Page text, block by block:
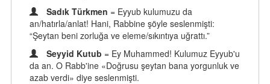
Sadık Türkmen = Eyyub kulumuzu da
an/hatırla/anlat! Hani, Rabbine şöyle seslenmişti:
“Şeytan beni zorluğa ve eleme/sıkıntıya uğrattı.”
Seyyid Kutub = Ey Muhammed! Kulumuz Eyyub'u
da an. O Rabb'ine «Doğrusu şeytan bana yorgunluk ve
azab verdi» diye seslenmişti.